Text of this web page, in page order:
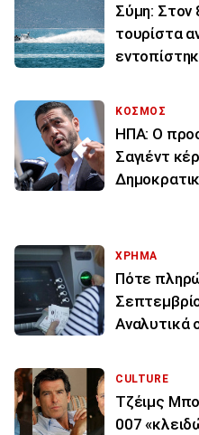
Σύμη: Στον
τουρίστα
ΚΟΣΜΟΣ
ΗΠΑ: Ο
Σαγιέντ
ΧΡΗΜΑ
Πότε
Αναλυτικά
CULTURE
Τζέιμς
007